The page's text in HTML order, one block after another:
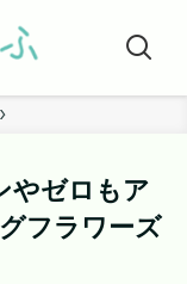
やゼロもア
フラワーズ